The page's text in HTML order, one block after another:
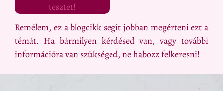
tesztet!
Remélem, ez a blogcikk segít jobban megérteni ezt a
témát. Ha bármilyen kérdésed van, vagy további
információra van szükséged, ne habozz felkeresni!